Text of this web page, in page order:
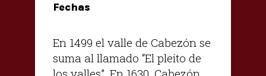
Fechas
En 1499 el valle de Cabezón se
suma al llamado “El pleito de